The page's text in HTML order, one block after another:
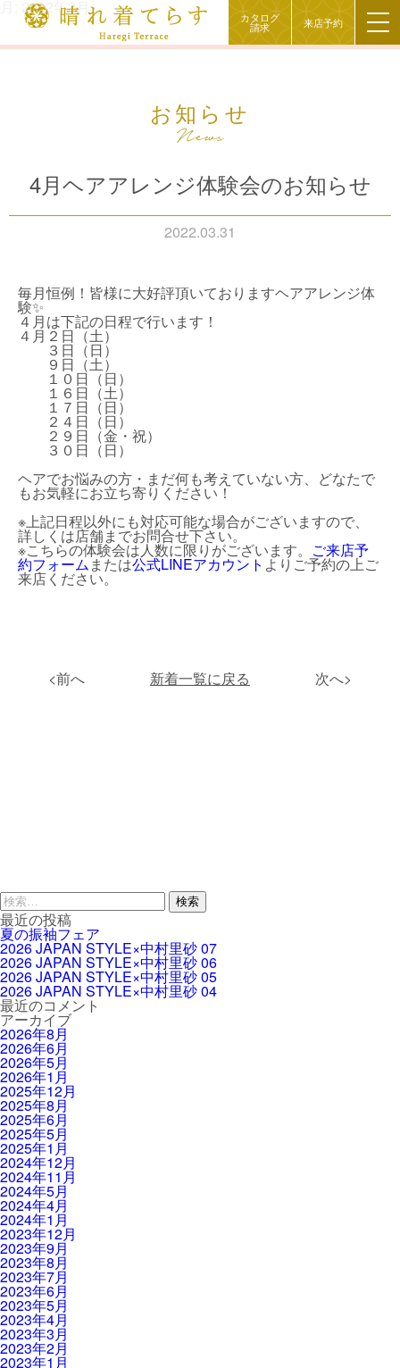
カタログ
請求 来店予約
2022年3月
お知らせ
4月ヘアアレンジ体験会のお知らせ
2022.03.31
毎月恒例！皆様に大好評頂いておりますヘアアレンジ体
験✨
４月は下記の日程で行います！
４月２日（土）
３日（日）
９日（土）
１０日（日）
１６日（土）
１７日（日）
２４日（日）
２９日（金・祝）
３０日（日）
ヘアでお悩みの方・まだ何も考えていない方、どなたで
もお気軽にお立ち寄りください！
※上記日程以外にも対応可能な場合がございますので、
詳しくは店舗までお問合せ下さい。
※こちらの体験会は人数に限りがございます。 ご来店予
約フォームまたは公式LINEアカウント よりご予約の上ご
来店ください。
<前へ 新着一覧に戻る 次へ>
検
索:
最近の投稿
夏の振袖フェア
2026 JAPAN STYLE×中村里砂 07
2026 JAPAN STYLE×中村里砂 06
2026 JAPAN STYLE×中村里砂 05
2026 JAPAN STYLE×中村里砂 04
最近のコメント
アーカイブ
2026年8月
2026年6月
2026年5月
2026年1月
2025年12月
2025年8月
2025年6月
2025年5月
2025年1月
2024年12月
2024年11月
2024年5月
2024年4月
2024年1月
2023年12月
2023年9月
2023年8月
2023年7月
2023年6月
2023年5月
2023年4月
2023年3月
2023年2月
2023年1月